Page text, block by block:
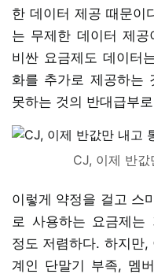
한 데이터 제공 때문이
는 무제한 데이터 제
비싼 요금제도 데이터
화를 추가로 제공하는
못하는 것의 반대급부
CJ, 이제 반
이렇게 약정을 걸고 스
로 사용하는 요금제는
정도 저렴하다. 하지만
계인 단말기 부족, 멤